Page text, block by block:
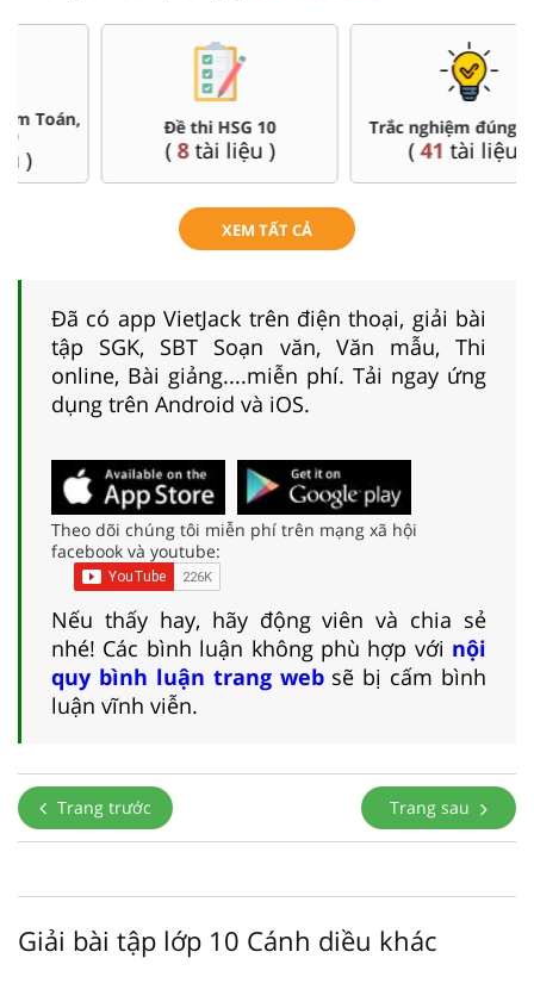
Đề thi HSG 10
tài liệu )
Trắc nghiệm đúng sai 10
tài liệu )
XEM TẤT CẢ
Đã có app VietJack trên điện thoại, giải bài
tập SGK, SBT Soạn văn, Văn mẫu, Thi
online, Bài giảng....miễn phí. Tải ngay ứng
dụng trên Android và iOS.
Theo dõi chúng tôi miễn phí trên mạng xã hội
facebook và youtube:
Nếu thấy hay, hãy động viên và chia sẻ
nhé! Các bình luận không phù hợp với nội
quy bình luận trang websẽ bị cấm bình
luận vĩnh viễn.
Trang trước Trang sau
Giải bài tập lớp 10 Cánh diều khác